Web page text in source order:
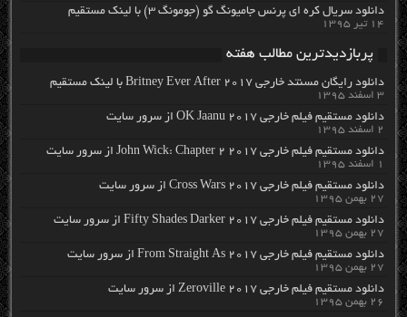
دانلود سریال کره ای پرنس جامیونگ گو (جومونگ ۳) با لینک مستقیم
۱۴ تیر ۱۳۹۵
پربازدیدترین مطالب هفته
دانلود رایگان مسنتد خارجی Britney Ever After 2017 با لینک مستقیم
۳ اسفند ۱۳۹۵
دانلود مستقیم فیلم خارجی OK Jaanu 2017 از سرور سایت
۲ اسفند ۱۳۹۵
دانلود مستقیم فیلم خارجی John Wick: Chapter 2 2017 از سرور سایت
۱ اسفند ۱۳۹۵
دانلود مستقیم فیلم خارجی Cross Wars 2017 از سرور سایت
۲۷ بهمن ۱۳۹۵
دانلود مستقیم فیلم خارجی Fifty Shades Darker 2017 از سرور سایت
۲۷ بهمن ۱۳۹۵
دانلود مستقیم فیلم خارجی From Straight As 2017 از سرور سایت
۲۷ بهمن ۱۳۹۵
دانلود مستقیم فیلم خارجی Zeroville 2017 از سرور سایت
۲۶ بهمن ۱۳۹۵